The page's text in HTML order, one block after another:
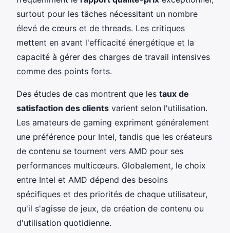
surtout pour les tâches nécessitant un nombre
élevé de cœurs et de threads. Les critiques
mettent en avant l'efficacité énergétique et la
capacité à gérer des charges de travail intensives
comme des points forts.
Des études de cas montrent que les taux de
satisfaction des clients varient selon l'utilisation.
Les amateurs de gaming expriment généralement
une préférence pour Intel, tandis que les créateurs
de contenu se tournent vers AMD pour ses
performances multicœurs. Globalement, le choix
entre Intel et AMD dépend des besoins
spécifiques et des priorités de chaque utilisateur,
qu'il s'agisse de jeux, de création de contenu ou
d'utilisation quotidienne.